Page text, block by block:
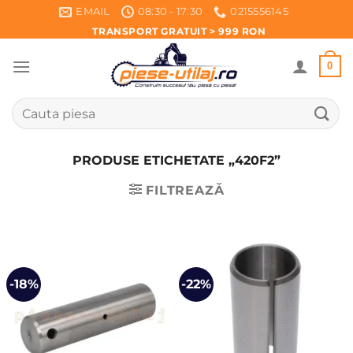
EMAIL 08:30 - 17:30
0215556145
TRANSPORT GRATUIT > 999 RON
0
Caută
după:
PRODUSE ETICHETATE „420F2”
FILTREAZĂ
-18% -22%